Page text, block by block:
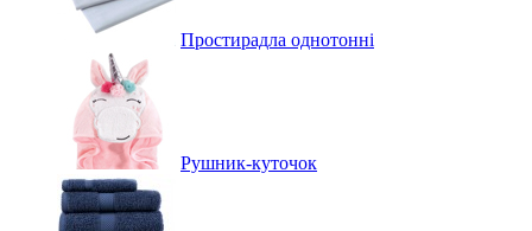
Простирадла однотонні
Рушник-куточок